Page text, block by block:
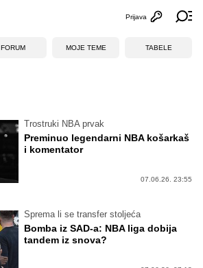
Otvori
Prijava
FORUM MOJE TEME TABELE
Trostruki NBA prvak
Preminuo legendarni NBA košarkaš
i komentator
07.06.26. 23:55
Sprema li se transfer stoljeća
Bomba iz SAD-a: NBA liga dobija
tandem iz snova?